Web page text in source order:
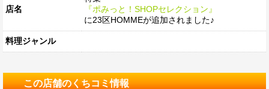
店名
『ポみっと！SHOPセレクション』
に23区HOMMEが追加されました♪
料理ジャンル
この店舗のくちコミ情報